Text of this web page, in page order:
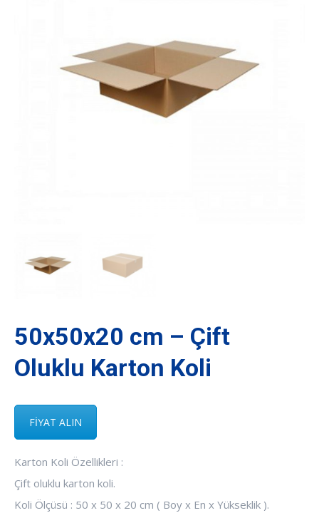
50x50x20 cm – Çift
Oluklu Karton Koli
FİYAT ALIN
Karton Koli Özellikleri :
Çift oluklu karton koli.
Koli Ölçüsü : 50 x 50 x 20 cm ( Boy x En x Yükseklik ).